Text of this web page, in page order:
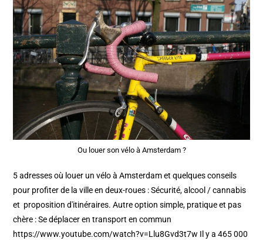
Ou louer son vélo à Amsterdam ?
5 adresses où louer un vélo à Amsterdam et quelques conseils
pour profiter de la ville en deux-roues : Sécurité, alcool / cannabis
et proposition d'itinéraires. Autre option simple, pratique et pas
chère : Se déplacer en transport en commun
https://www.youtube.com/watch?v=Llu8Gvd3t7w Il y a 465 000